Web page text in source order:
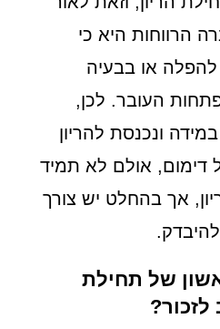
הרווחות היא כי
להפלה או בבעיה
העובר. לכן,
ונכנסת להריון
דימום, אולם לא תמיד
אך בהחלט יש צורך
של תחילת